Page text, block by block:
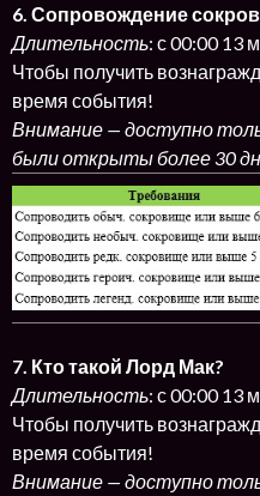
6. Сопровождение
Длительность: с 00:00 13
Чтобы получить
время события!
Внимание — доступно
были открыты более 30
7. Кто такой Лорд Мак?
Длительность: с 00:00 13
Чтобы получить
время события!
Внимание — доступно